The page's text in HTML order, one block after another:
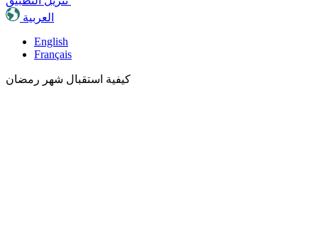
العربية
English
Français
كيفية استقبال شهر رمضان